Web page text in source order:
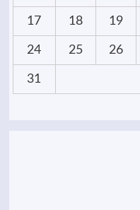
17 18 19
24 25 26
31